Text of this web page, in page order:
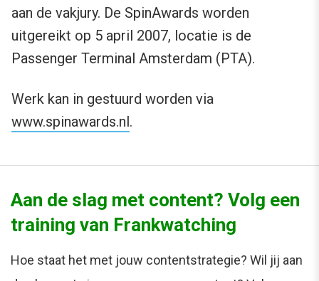
aan de vakjury. De SpinAwards worden
uitgereikt op 5 april 2007, locatie is de
Passenger Terminal Amsterdam (PTA).
Werk kan in gestuurd worden via
www.spinawards.nl.
Aan de slag met content? Volg een
training van Frankwatching
Hoe staat het met jouw contentstrategie? Wil jij aan